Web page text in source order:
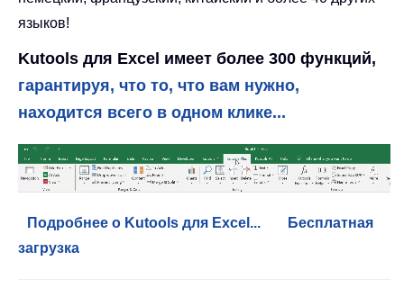
языков!
Kutools для Excel имеет более 300 функций,
гарантируя, что то, что вам нужно,
находится всего в одном клике...
Подробнее о Kutools для Excel...
Бесплатная
загрузка